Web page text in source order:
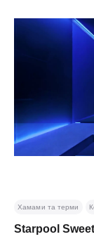
Starpool
Хамами та терми